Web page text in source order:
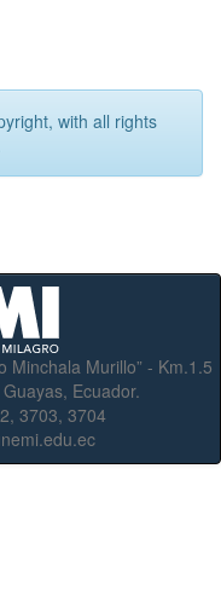
with all rights
Minchala Murillo” - Km.1.5
Ecuador.
3703, 3704